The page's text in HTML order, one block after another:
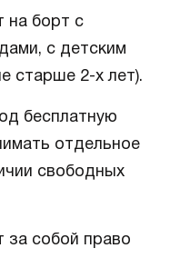
на борт с
с детским
старше 2-х лет).
бесплатную
отдельное
свободных
за собой право